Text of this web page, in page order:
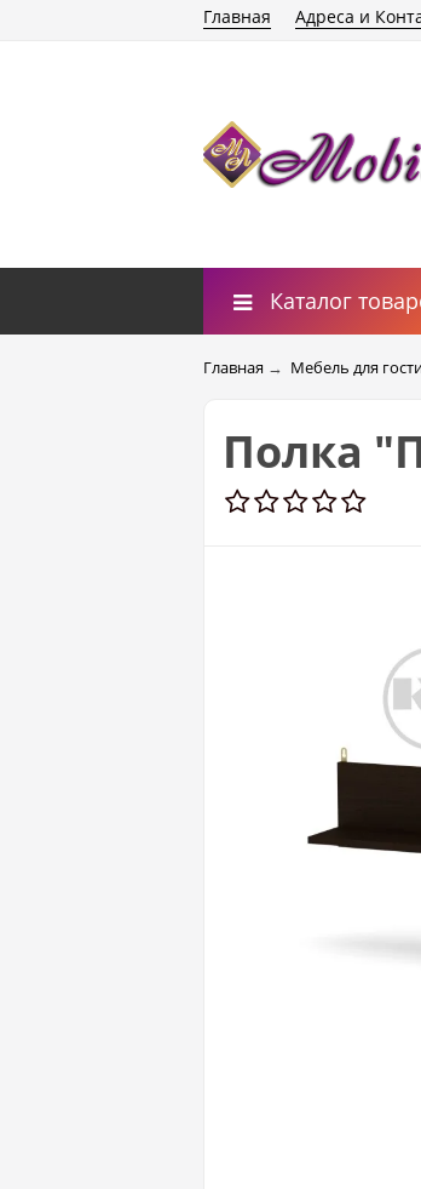
Главная Адреса и
Каталог
Главная → Мебель для
Полка